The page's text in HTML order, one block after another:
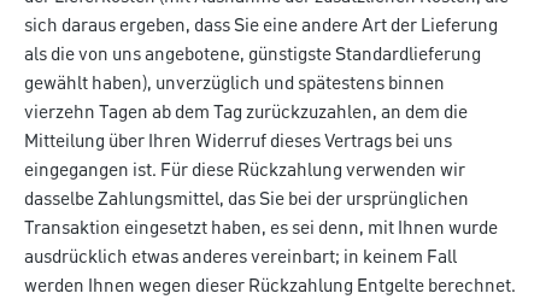
sich daraus ergeben, dass Sie eine andere Art der Lieferung
als die von uns angebotene, günstigste Standardlieferung
gewählt haben), unverzüglich und spätestens binnen
vierzehn Tagen ab dem Tag zurückzuzahlen, an dem die
Mitteilung über Ihren Widerruf dieses Vertrags bei uns
eingegangen ist. Für diese Rückzahlung verwenden wir
dasselbe Zahlungsmittel, das Sie bei der ursprünglichen
Transaktion eingesetzt haben, es sei denn, mit Ihnen wurde
ausdrücklich etwas anderes vereinbart; in keinem Fall
werden Ihnen wegen dieser Rückzahlung Entgelte berechnet.